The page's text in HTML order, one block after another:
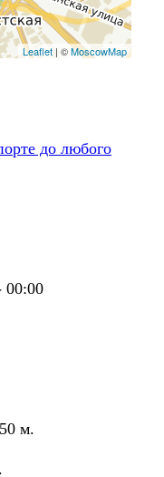
Leaflet| ©MoscowMap
до любого
00:00
м.